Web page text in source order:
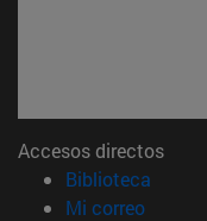
Accesos directos
Biblioteca
Mi correo(abre